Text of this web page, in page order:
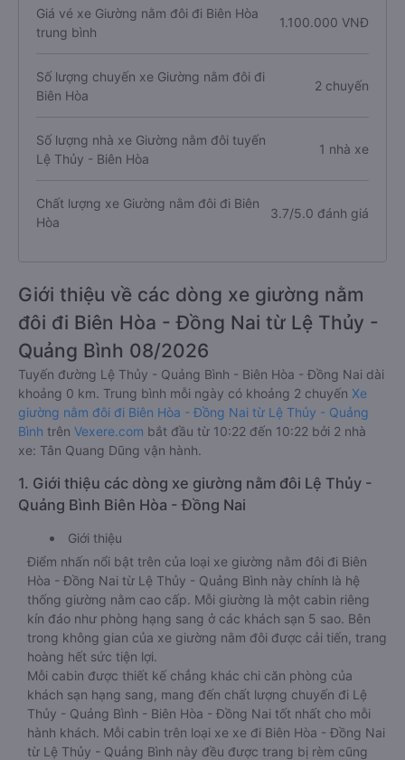
Giá vé xe Giường nằm đôi đi Biên Hòa
trung bình
1.100.000 VNĐ
Số lượng chuyến xe Giường nằm đôi đi
Biên Hòa
2 chuyến
Số lượng nhà xe Giường nằm đôi tuyến
Lệ Thủy - Biên Hòa
1 nhà xe
Chất lượng xe Giường nằm đôi đi Biên
Hòa
3.7/5.0 đánh giá
Giới thiệu về các dòng xe giường nằm
đôi đi Biên Hòa - Đồng Nai từ Lệ Thủy -
Quảng Bình 08/2026
Tuyến đường Lệ Thủy - Quảng Bình - Biên Hòa - Đồng Nai dài
khoảng 0 km. Trung bình mỗi ngày có khoảng 2 chuyến Xe
giường nằm đôi đi Biên Hòa - Đồng Nai từ Lệ Thủy - Quảng
Bình trên Vexere.com bắt đầu từ 10:22 đến 10:22 bởi 2 nhà
xe: Tân Quang Dũng vận hành.
1. Giới thiệu các dòng xe giường nằm đôi Lệ Thủy -
Quảng Bình Biên Hòa - Đồng Nai
Giới thiệu
Điểm nhấn nổi bật trên của loại xe giường nằm đôi đi Biên
Hòa - Đồng Nai từ Lệ Thủy - Quảng Bình này chính là hệ
thống giường nằm cao cấp. Mỗi giường là một cabin riêng
kín đáo như phòng hạng sang ở các khách sạn 5 sao. Bên
trong không gian của xe giường nằm đôi được cải tiến, trang
hoàng hết sức tiện lợi.
Mỗi cabin được thiết kế chẳng khác chi căn phòng của
khách sạn hạng sang, mang đến chất lượng chuyến đi Lệ
Thủy - Quảng Bình - Biên Hòa - Đồng Nai tốt nhất cho mỗi
hành khách. Mỗi cabin trên loại xe xe đi Biên Hòa - Đồng Nai
từ Lệ Thủy - Quảng Bình này đều được trang bị rèm cũng